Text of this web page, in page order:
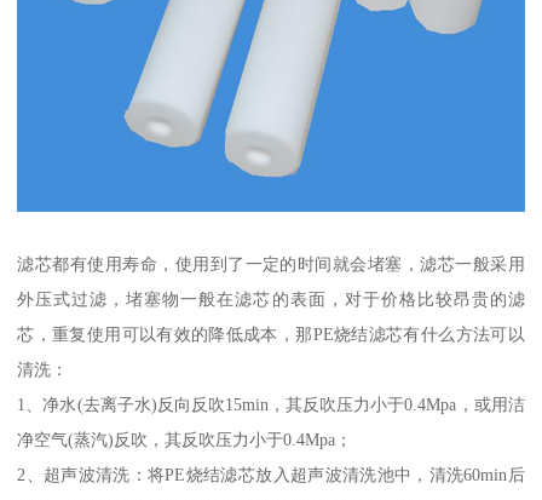
滤芯都有使用寿命，使用到了一定的时间就会堵塞，滤芯一般采用
外压式过滤，堵塞物一般在滤芯的表面，对于价格比较昂贵的滤
芯，重复使用可以有效的降低成本，那PE烧结滤芯有什么方法可以
清洗：
1、净水(去离子水)反向反吹15min，其反吹压力小于0.4Mpa，或用洁
净空气(蒸汽)反吹，其反吹压力小于0.4Mpa；
2、超声波清洗：将PE烧结滤芯放入超声波清洗池中，清洗60min后